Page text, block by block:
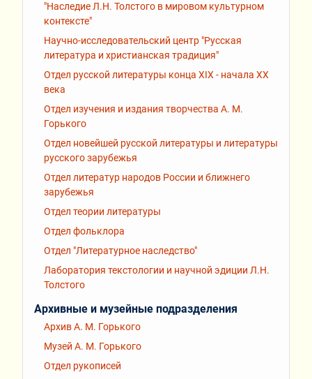
"Наследие Л.Н. Толстого в мировом культурном
контексте"
Научно-исследовательский центр "Русская
литература и христианская традиция"
Отдел русской литературы конца XIX - начала XX
века
Отдел изучения и издания творчества А. М.
Горького
Отдел новейшей русской литературы и литературы
русского зарубежья
Отдел литератур народов России и ближнего
зарубежья
Отдел теории литературы
Отдел фольклора
Отдел "Литературное наследство"
Лаборатория текстологии и научной эдиции Л.Н.
Толстого
Архивные и музейные подразделения
Архив А. М. Горького
Музей А. М. Горького
Отдел рукописей